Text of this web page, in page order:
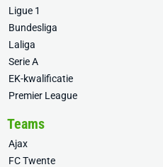
Ligue 1
Bundesliga
Laliga
Serie A
EK-kwalificatie
Premier League
Teams
Ajax
FC Twente